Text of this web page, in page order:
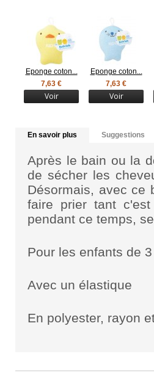
Eponge coton...
7,63 €
Voir
Eponge coton...
7,63 €
Voir
En savoir plus Suggestions
Après le bain ou la
de sécher les
Désormais, avec ce
faire prier tant
pendant ce temps,
Pour les enfants de
Avec un élastique
En polyester, rayon